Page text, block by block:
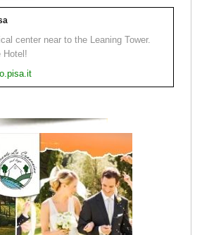
center near to the Leaning Tower.
Hotel!